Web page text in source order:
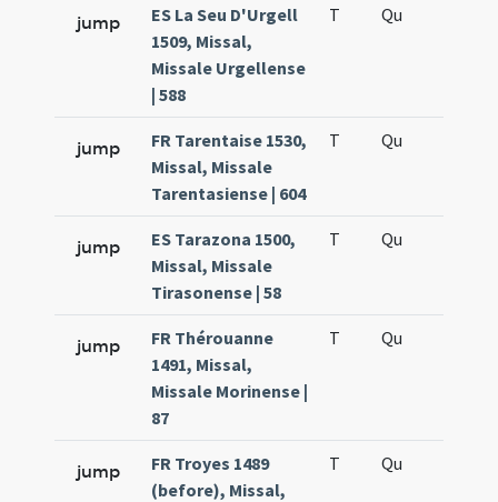
jump
ES La Seu D'Urgell
1509, Missal,
Missale Urgellense
| 588
T Qu
jump
FR Tarentaise 1530,
Missal, Missale
Tarentasiense | 604
T Qu
jump
ES Tarazona 1500,
Missal, Missale
Tirasonense | 58
T Qu
jump
FR Thérouanne
1491, Missal,
Missale Morinense |
87
T Qu
jump
FR Troyes 1489
(before), Missal,
T Qu